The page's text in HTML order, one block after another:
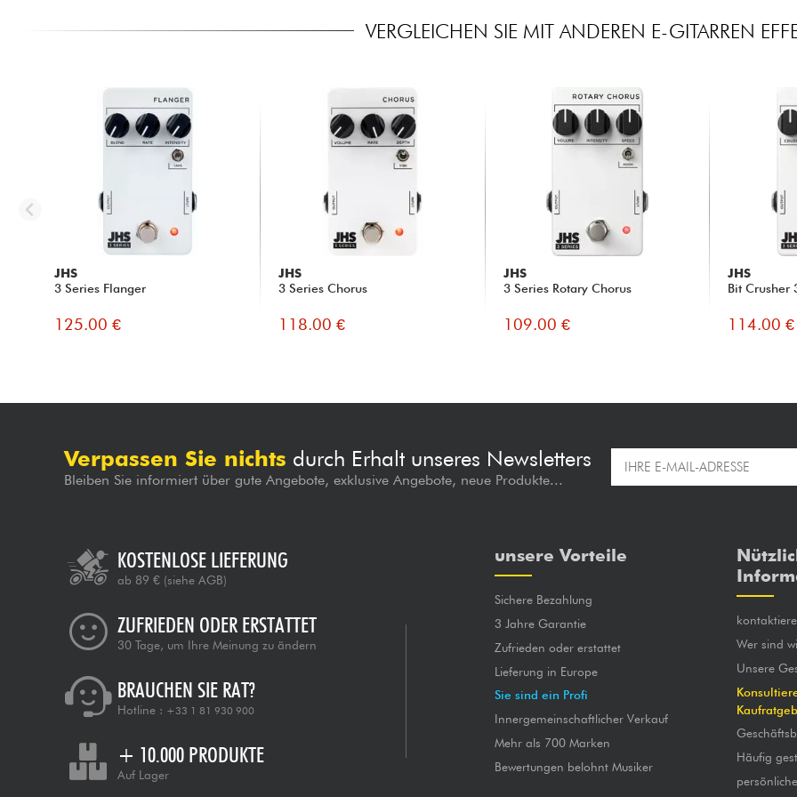
VERGLEICHEN SIE MIT ANDEREN E-GITARREN
JHS
3 Series Flanger
125.00 €
JHS
3 Series Chorus
118.00 €
JHS
3 Series Rotary Chorus
109.00 €
JHS
Bit Crusher
114.00 €
Verpassen Sie nichts durch Erhalt unseres Newsletters
Bleiben Sie informiert über gute Angebote, exklusive Angebote, neue Produkte...
KOSTENLOSE LIEFERUNG
ab 89 € (siehe AGB)
ZUFRIEDEN ODER ERSTATTET
30 Tage, um Ihre Meinung zu ändern
BRAUCHEN SIE RAT?
Hotline : +33 1 81 930 900
+ 10.000 PRODUKTE
Auf Lager
unsere Vorteile
Sichere Bezahlung
3 Jahre Garantie
Zufrieden oder erstattet
Lieferung in Europe
Sie sind ein Profi
Innergemeinschaftlicher Verkauf
Mehr als 700 Marken
Bewertungen belohnt Musiker
Wer sind
Unsere
Häufig